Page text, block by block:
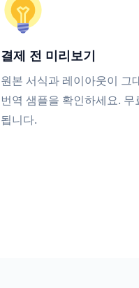
결제 전 미리보기
원본 서식과 레이아웃이 그
번역 샘플을 확인하세요.
됩니다.